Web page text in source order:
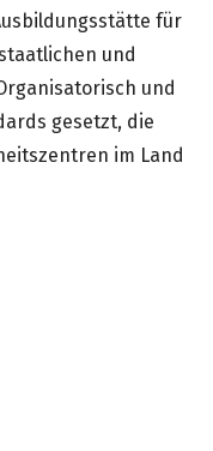
für
und
und
gesetzt, die
im Land